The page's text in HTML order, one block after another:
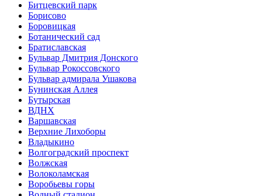
Битцевский парк
Борисово
Боровицкая
Ботанический сад
Братиславская
Бульвар Дмитрия Донского
Бульвар Рокоссовского
Бульвар адмирала Ушакова
Бунинская Аллея
Бутырская
ВДНХ
Варшавская
Верхние Лихоборы
Владыкино
Волгоградский проспект
Волжская
Волоколамская
Воробьевы горы